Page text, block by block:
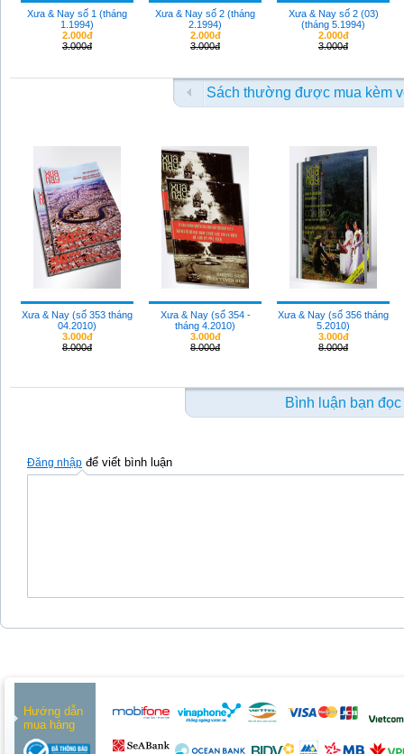
Xưa & Nay số 1 (tháng
1.1994)
2.000đ
3.000đ
Xưa & Nay số 2 (tháng
2.1994)
2.000đ
3.000đ
Xưa & Nay số 2 (03)
(tháng 5.1994)
2.000đ
3.000đ
Sách thường được mua kèm
Xưa & Nay (số 353 tháng
04.2010)
3.000đ
8.000đ
Xưa & Nay (số 354 -
tháng 4.2010)
3.000đ
8.000đ
Xưa & Nay (số 356 tháng
5.2010)
3.000đ
8.000đ
Bình luận bạn đọc
Đăng nhập để viết bình luận
Hướng dẫn
mua hàng